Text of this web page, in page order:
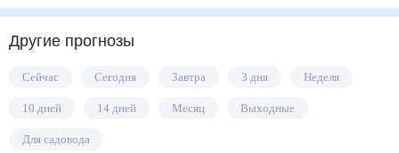
Другие прогнозы
Сейчас Сегодня Завтра 3 дня Неделя
10 дней 14 дней Месяц Выходные
Для садовода